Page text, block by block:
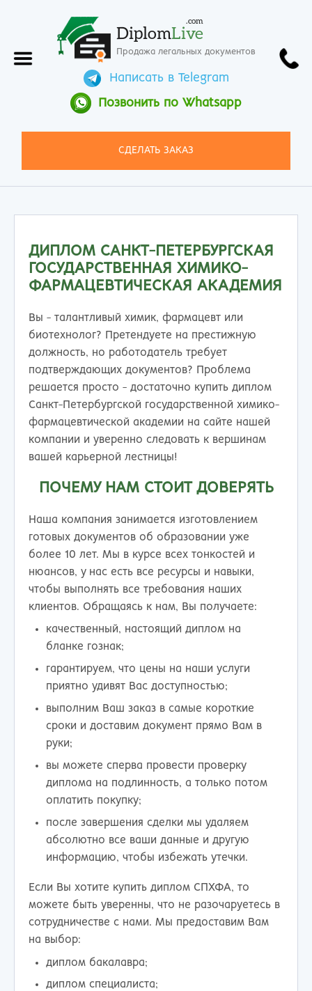
DiplomLive
.com
Продажа легальных документов
Написать в Telegram
Позвонить по Whatsapp
СДЕЛАТЬ ЗАКАЗ
ДИПЛОМ САНКТ-ПЕТЕРБУРГСКАЯ
ГОСУДАРСТВЕННАЯ ХИМИКО-
ФАРМАЦЕВТИЧЕСКАЯ АКАДЕМИЯ
Вы - талантливый химик, фармацевт или
биотехнолог? Претендуете на престижную
должность, но работодатель требует
подтверждающих документов? Проблема
решается просто - достаточно купить диплом
Санкт-Петербургской государственной химико-
фармацевтической академии на сайте нашей
компании и уверенно следовать к вершинам
вашей карьерной лестницы!
ПОЧЕМУ НАМ СТОИТ ДОВЕРЯТЬ
Наша компания занимается изготовлением
готовых документов об образовании уже
более 10 лет. Мы в курсе всех тонкостей и
нюансов, у нас есть все ресурсы и навыки,
чтобы выполнять все требования наших
клиентов. Обращаясь к нам, Вы получаете:
качественный, настоящий диплом на
бланке гознак;
гарантируем, что цены на наши услуги
приятно удивят Вас доступностью;
выполним Ваш заказ в самые короткие
сроки и доставим документ прямо Вам в
руки;
вы можете сперва провести проверку
диплома на подлинность, а только потом
оплатить покупку;
после завершения сделки мы удаляем
абсолютно все ваши данные и другую
информацию, чтобы избежать утечки.
Если Вы хотите купить диплом СПХФА, то
можете быть уверенны, что не разочаруетесь в
сотрудничестве с нами. Мы предоставим Вам
на выбор:
диплом бакалавра;
диплом специалиста;